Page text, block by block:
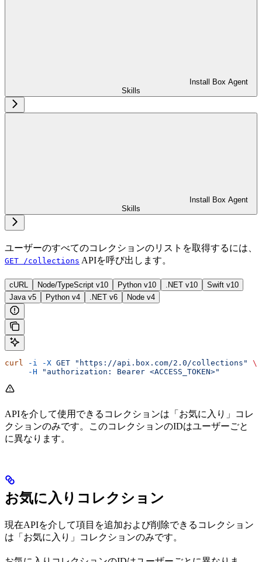
Install Box Agent
Skills
Install Box Agent
Skills
ユーザーのすべてのコレクションのリストを取得するには、
GET /collections APIを呼び出します。
cURL Node/TypeScript v10 Python v10 .NET v10
Swift v10
Java v5
Python v4 .NET v6 Node v4
curl -i -X GET "https://api.box.com/2.0/collections"
\
     -H
"authorization: Bearer <ACCESS_TOKEN>"
APIを介して使用できるコレクションは「お気に入り」コレ
クションのみです。このコレクションのIDはユーザーごと
に異なります。
お気に入りコレクション
現在APIを介して項目を追加および削除できるコレクション
は「お気に入り」コレクションのみです。